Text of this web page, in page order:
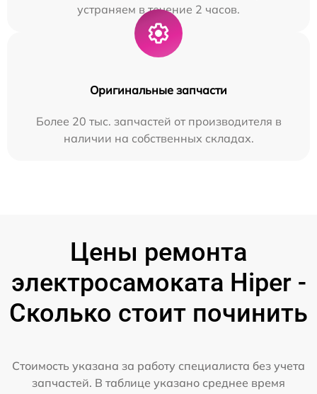
устраняем в течение 2 часов.
Оригинальные запчасти
Более 20 тыс. запчастей от производителя в
наличии на собственных складах.
Цены ремонта
электросамоката Hiper -
Сколько стоит починить
Стоимость указана за работу специалиста без учета
запчастей. В таблице указано среднее время